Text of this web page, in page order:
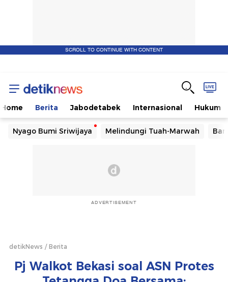
SCROLL TO CONTINUE WITH CONTENT
Home Berita Jabodetabek Internasional Hukum
Nyago Bumi Sriwijaya Melindungi Tuah-Marwah
ADVERTISEMENT
detikNews Berita
Pj Walkot Bekasi soal ASN Protes